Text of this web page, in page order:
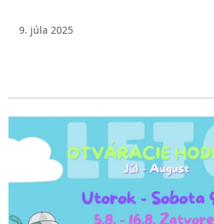
9. júla 2025